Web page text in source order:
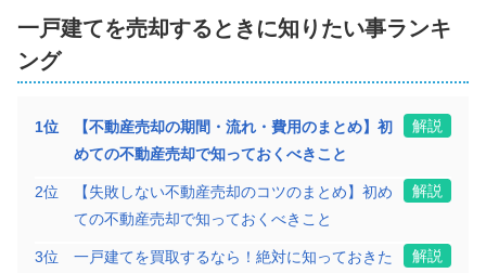
一戸建てを売却するときに知りたい事ランキ
ング
1位
【不動産売却の期間・流れ・費用のまとめ】初
めての不動産売却で知っておくべきこと
解説
2位
【失敗しない不動産売却のコツのまとめ】初め
ての不動産売却で知っておくべきこと
解説
3位
一戸建てを買取するなら！絶対に知っておきた
解説